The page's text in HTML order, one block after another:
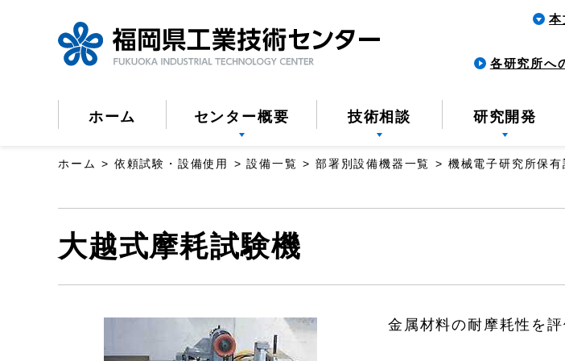
本
各研究所へ
ホーム センター概要 技術相談 研究開発
ホーム 依頼試験・設備使用 設備一覧 部署別設備機器一覧 機械電子研究所保有
こ
か
大越式摩耗試験機
金属材料の耐摩耗性を評